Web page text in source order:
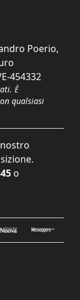
Poerio,
454332
È
qualsiasi
o